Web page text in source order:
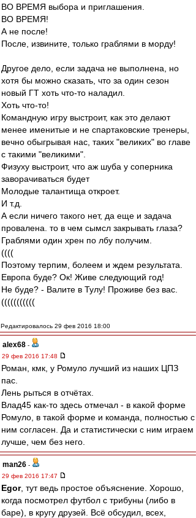
ВО ВРЕМЯ выбора и приглашения.
ВО ВРЕМЯ!
А не после!
После, извините, только граблями в морду!
Другое дело, если задача не выполнена, но
хотя бы можно сказать, что за один сезон
новый ГТ хоть что-то наладил.
Хоть что-то!
Командную игру выстроит, как это делают
менее именитые и не спартаковские тренеры,
вечно обыгрывая нас, таких "великих" во главе
с такими "великими".
Физуху выстроит, что аж шуба у соперника
заворачиваться будет
Молодые талантища откроет.
И т.д.
А если ничего такого нет, да еще и задача
провалена. то в чем сымсл закрывать глаза?
Граблями один хрен по лбу получим.
((((
Поэтому терпим, болеем и ждем результата.
Европа буде? Ок! Живе следующий год!
Не буде? - Валите в Тулу! Проживе без вас.
(((((((((((
Редактировалось 29 фев 2016 18:00
alex68 -
29 фев 2016 17:48
Роман, кмк, у Ромуло лучший из наших ЦПЗ
пас.
Лень рыться в отчётах.
Влад45 как-то здесь отмечал - в какой форме
Ромуло, в такой форме и команда, полностью с
ним согласен. Да и статистически с ним играем
лучше, чем без него.
man26 -
29 фев 2016 17:47
Egor, тут ведь простое объяснение. Хорошо,
когда посмотрел футбол с трибуны (либо в
баре), в кругу друзей. Всё обсудил, всех,